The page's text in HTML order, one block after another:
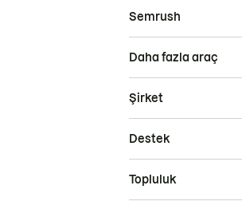
Semrush
Daha fazla araç
Şirket
Destek
Topluluk